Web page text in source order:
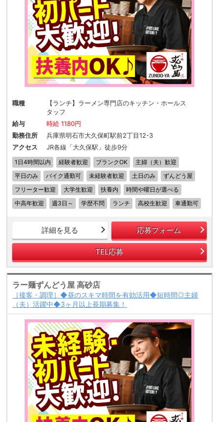
職種
【ランチ】ラーメン専門店のキッチン・ホールス
タッフ
給与
時給 1180円
勤務住所
兵庫県明石市大久保町駅前2丁目12-3
アクセス
JR各線「大久保駅」徒歩9分
1日4時間以内 経験者歓迎 ブランクOK
主婦（夫）歓迎
平日のみ
バイク通勤可 未経験者歓迎 土日のみ
ずんどう屋
フリーター歓迎
大学生歓迎 扶養内
時間や曜日が選べる
中高年歓迎
週3日～ 学歴不問 ランチ 高校生歓迎 車通勤可
詳細を見る 応募フォーム
TEL応募
ラー麺ずんどう屋 高砂店
［接客・調理］◆昼のスキマ時間を有効活用◆短時間◎主婦
（夫）活躍中◆3ヶ月以上長期募集！